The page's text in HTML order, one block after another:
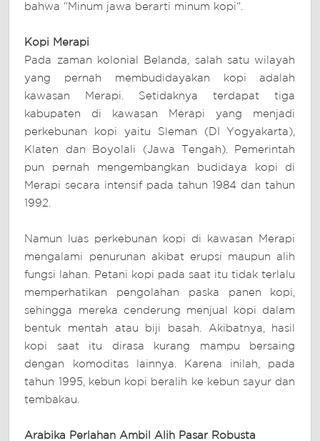
bahwa “Minum jawa berarti minum kopi“.
Kopi Merapi
Pada zaman kolonial Belanda, salah satu wilayah
yang pernah membudidayakan kopi adalah
kawasan Merapi. Setidaknya terdapat tiga
kabupaten di kawasan Merapi yang menjadi
perkebunan kopi yaitu Sleman (DI Yogyakarta),
Klaten dan Boyolali (Jawa Tengah). Pemerintah
pun pernah mengembangkan budidaya kopi di
Merapi secara intensif pada tahun 1984 dan tahun
1992.
Namun luas perkebunan kopi di kawasan Merapi
mengalami penurunan akibat erupsi maupun alih
fungsi lahan. Petani kopi pada saat itu tidak terlalu
memperhatikan pengolahan paska panen kopi,
sehingga mereka cenderung menjual kopi dalam
bentuk mentah atau biji basah. Akibatnya, hasil
kopi saat itu dirasa kurang mampu bersaing
dengan komoditas lainnya. Karena inilah, pada
tahun 1995, kebun kopi beralih ke kebun sayur dan
tembakau.
Arabika Perlahan Ambil Alih Pasar Robusta